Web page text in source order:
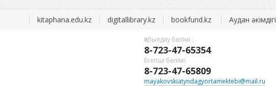
Қабылдау бөлімі :
8-723-47-65354
Есепші бөлімі:
8-723-47-65809
mayakovskiatyndagyortamektebi@mail.ru
kitaphana.edu.kz digitallibrary.kz bookfund.kz Аудан әкімдігі